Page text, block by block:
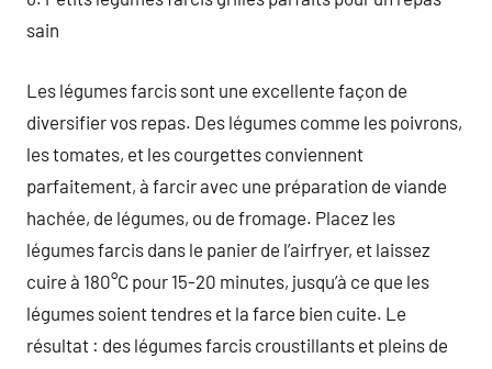
sain
Les légumes farcis sont une excellente façon de
diversifier vos repas. Des légumes comme les poivrons,
les tomates, et les courgettes conviennent
parfaitement, à farcir avec une préparation de viande
hachée, de légumes, ou de fromage. Placez les
légumes farcis dans le panier de l’airfryer, et laissez
cuire à 180°C pour 15-20 minutes, jusqu’à ce que les
légumes soient tendres et la farce bien cuite. Le
résultat : des légumes farcis croustillants et pleins de